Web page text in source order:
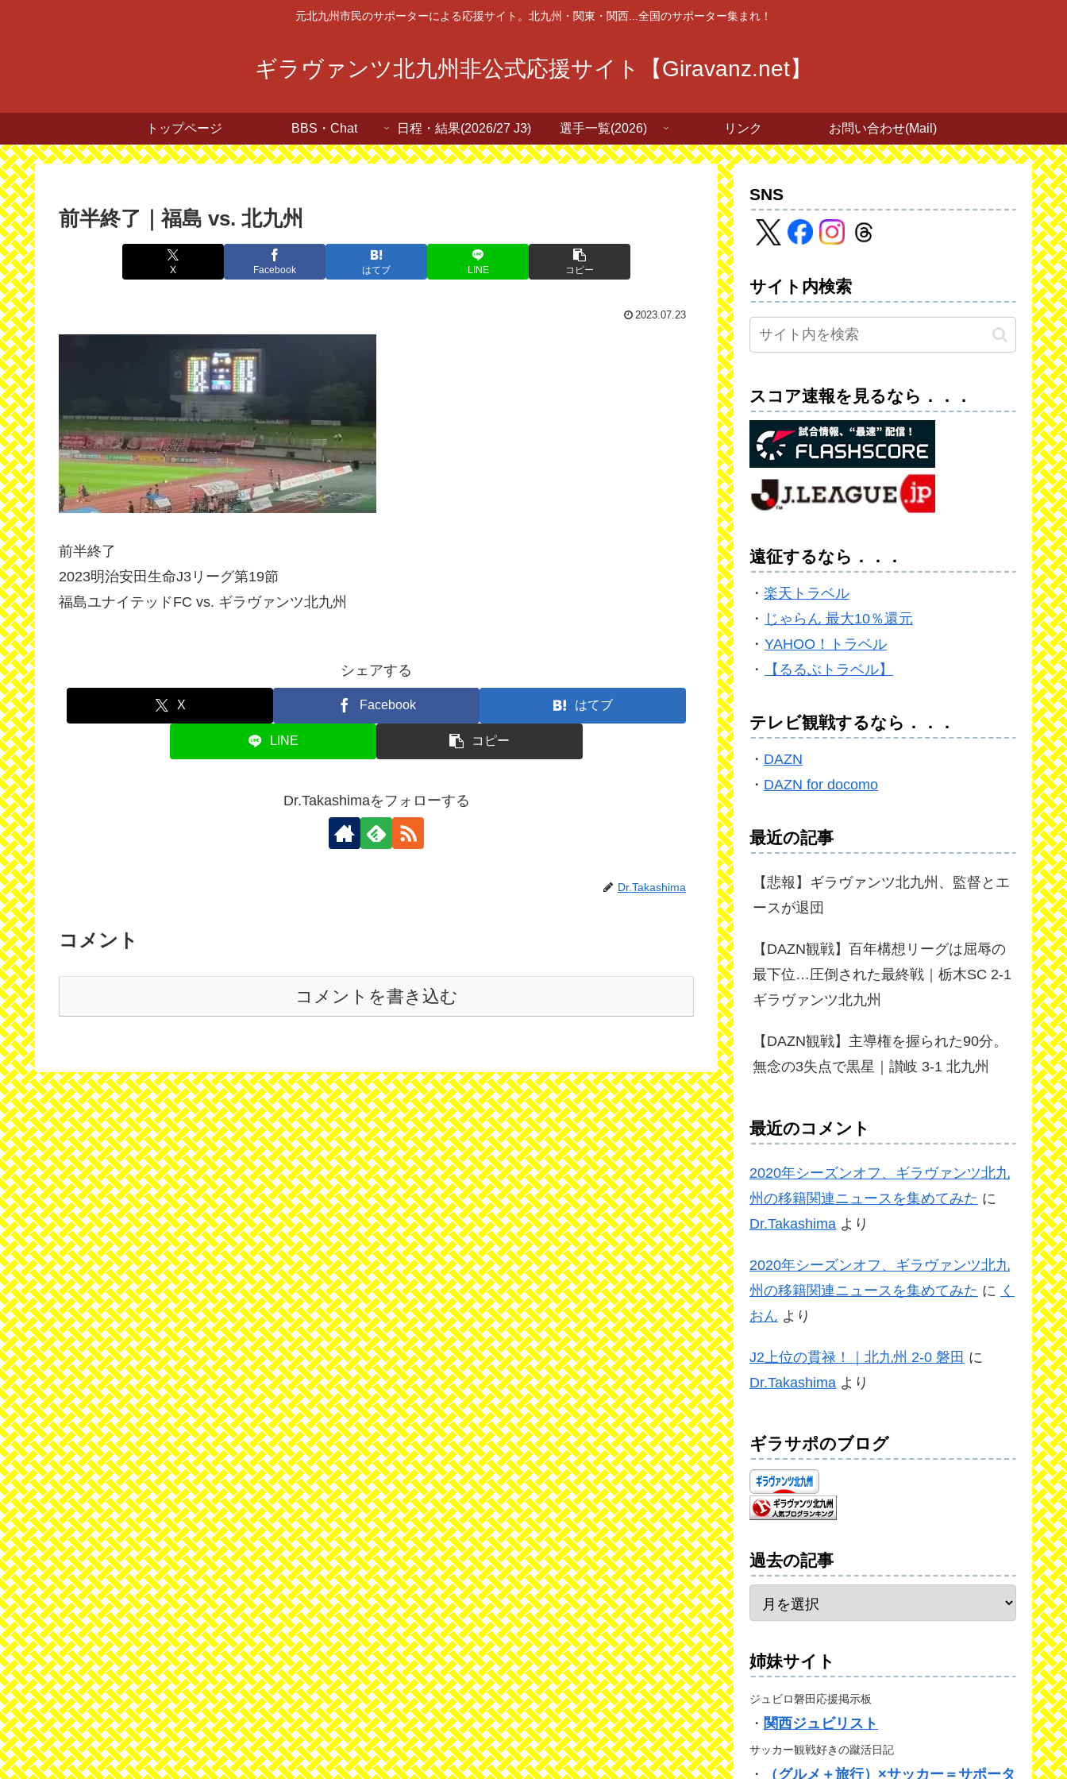
元北九州市民のサポーターによる応援サイト。北九州・関東・関西...全国のサポーター集まれ！
ギラヴァンツ北九州非公式応援サイト【Giravanz.net】
トップページ BBS・Chat 日程・結果(2026/27 J3) 選手一覧(2026) リンク お問い合わせ(Mail)
前半終了｜福島 vs. 北九州
X Facebook はてブ LINE コピー
2023.07.23
前半終了
2023明治安田生命J3リーグ第19節
福島ユナイテッドFC vs. ギラヴァンツ北九州
シェアする
X Facebook はてブ
LINE コピー
Dr.Takashimaをフォローする
Dr.Takashima
コメント
コメントを書き込む
SNS
サイト内検索
スコア速報を見るなら．．．
遠征するなら．．．
・ 楽天トラベル
・ じゃらん 最大10％還元
・ YAHOO！トラベル
・
【るるぶトラベル】
テレビ観戦するなら．．．
・ DAZN
・ DAZN for docomo
最近の記事
【悲報】ギラヴァンツ北九州、監督とエ
ースが退団
【DAZN観戦】百年構想リーグは屈辱の
最下位…圧倒された最終戦｜栃木SC 2-1
ギラヴァンツ北九州
【DAZN観戦】主導権を握られた90分。
無念の3失点で黒星｜讃岐 3-1 北九州
最近のコメント
2020年シーズンオフ、ギラヴァンツ北九
州の移籍関連ニュースを集めてみた に
Dr.Takashima より
2020年シーズンオフ、ギラヴァンツ北九
州の移籍関連ニュースを集めてみた に く
おん より
J2上位の貫禄！｜北九州 2-0 磐田 に
Dr.Takashima より
ギラサポのブログ
過去の記事
姉妹サイト
ジュビロ磐田応援掲示板
・ 関西ジュビリスト
サッカー観戦好きの蹴活日記
・ （グルメ＋旅行）×サッカー＝サポータ